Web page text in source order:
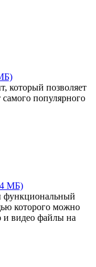
который позволяет
популярного
МБ)
функциональный
которого можно
и видео файлы на